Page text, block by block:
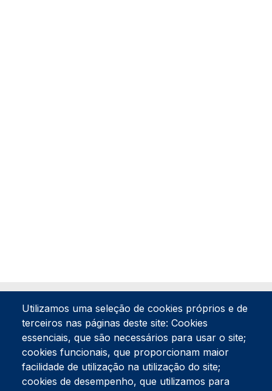
Tel:234 390 100Fax:234 390 100
Utilizamos uma seleção de cookies próprios e de
terceiros nas páginas deste site: Cookies
essenciais, que são necessários para usar o site;
cookies funcionais, que proporcionam maior
facilidade de utilização na utilização do site;
cookies de desempenho, que utilizamos para